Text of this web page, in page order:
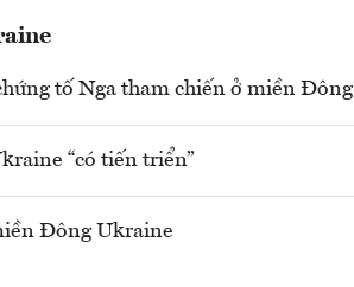
tố Nga tham chiến ở miền Đông
“có tiến triển”
Đông Ukraine